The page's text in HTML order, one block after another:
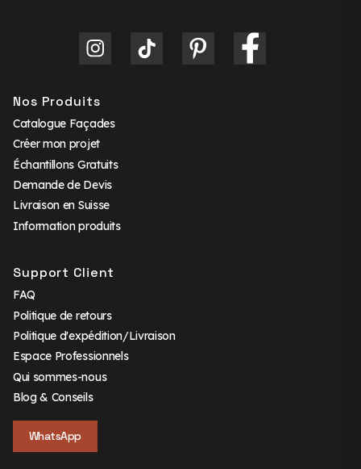
Nos Produits
Catalogue Façades
Créer mon projet
Échantillons Gratuits
Demande de Devis
Livraison en Suisse
Information produits
Support Client
FAQ
Politique de retours
Politique d'expédition/Livraison
Espace Professionnels
Qui sommes-nous
Blog & Conseils
WhatsApp